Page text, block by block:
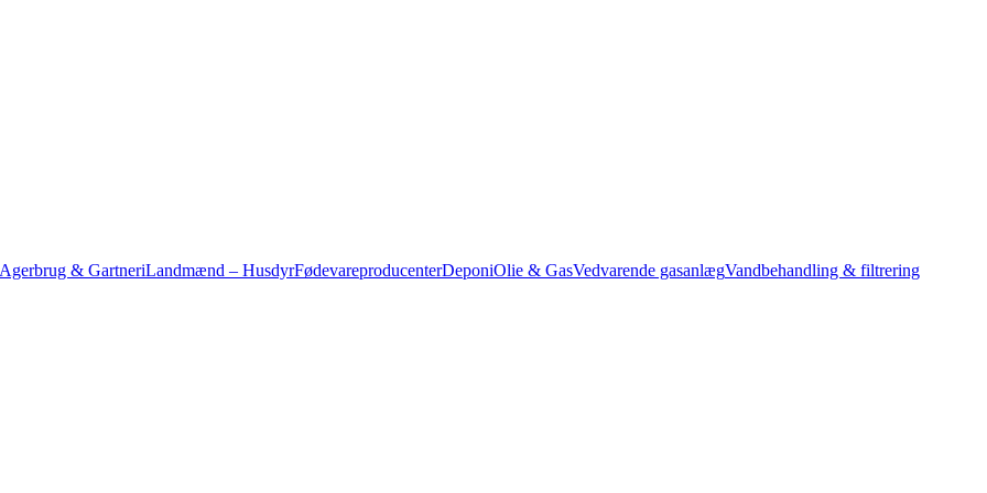
& GartneriLandmænd – HusdyrFødevareproducenterDeponiOlie & GasVedvarende gasanlægVandbehandling & filtrering